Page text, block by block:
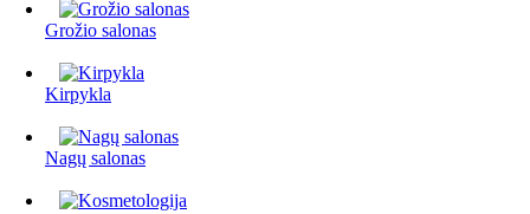
Grožio salonas
Kirpykla
Nagų salonas